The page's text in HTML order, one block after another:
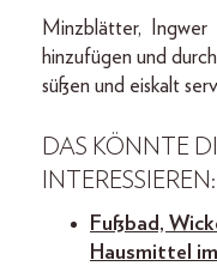
Minzblätter,
hinzufügen und
süßen und eiskalt
DAS KÖNNTE
INTERESSIEREN:
Fußbad,
Hausmittel